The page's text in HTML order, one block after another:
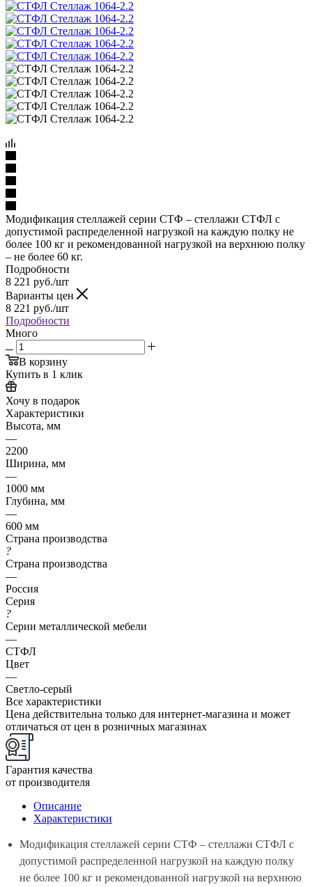
Модификация стеллажей серии СТФ – стеллажи СТФЛ с
допустимой распределенной нагрузкой на каждую полку не
более 100 кг и рекомендованной нагрузкой на верхнюю полку
– не более 60 кг.
Подробности
8 221 руб./шт
Варианты цен
8 221 руб./шт
Подробности
Много
В корзину
Купить в 1 клик
Хочу в подарок
Характеристики
Высота, мм
—
2200
Ширина, мм
—
1000 мм
Глубина, мм
—
600 мм
Страна производства
?
Страна производства
—
Россия
Серия
?
Серии металлической мебели
—
СТФЛ
Цвет
—
Светло-серый
Все характеристики
Цена действительна только для интернет-магазина и может
отличаться от цен в розничных магазинах
Гарантия качества
от производителя
Описание
Характеристики
Модификация стеллажей серии СТФ – стеллажи СТФЛ с
допустимой распределенной нагрузкой на каждую полку
не более 100 кг и рекомендованной нагрузкой на верхнюю